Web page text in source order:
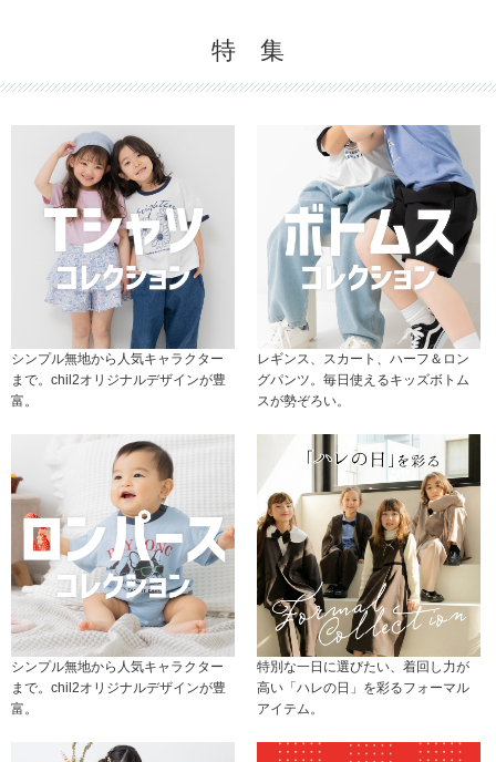
特 集
シンプル無地から人気キャラクター
まで。chil2オリジナルデザインが豊
富。
レギンス、スカート、ハーフ＆ロン
グパンツ。毎日使えるキッズボトム
スが勢ぞろい。
シンプル無地から人気キャラクター
まで。chil2オリジナルデザインが豊
富。
特別な一日に選びたい、着回し力が
高い「ハレの日」を彩るフォーマル
アイテム。